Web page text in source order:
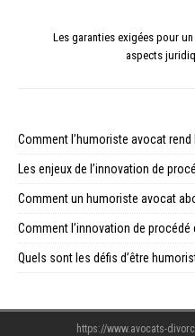
Les garanties exigées pour
aspects
Comment l’humoriste avocat
Les enjeux de l’innovation de
Comment un humoriste avocat
Comment l’innovation de
Quels sont les défis d’être
https://www.avocats-